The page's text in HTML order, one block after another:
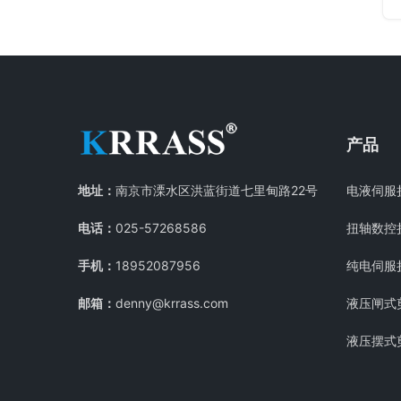
地址： 南京市溧水区洪蓝街道七里甸路22号
电话： 025-57268586
手机： 18952087956
邮箱： denny@krrass.com
产品
电液伺服
扭轴数控
纯电伺服
液压闸式
液压摆式